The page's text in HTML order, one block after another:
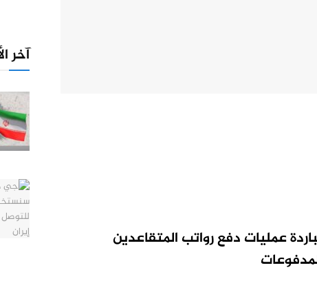
عمليات دفع رواتب المتقاعدين
آخر